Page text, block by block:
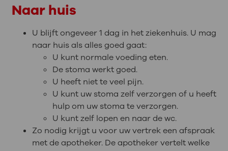
Naar huis
U blijft ongeveer 1 dag in het ziekenhuis. U mag
naar huis als alles goed gaat:
U kunt normale voeding eten.
De stoma werkt goed.
U heeft niet te veel pijn.
U kunt uw stoma zelf verzorgen of u heeft
hulp om uw stoma te verzorgen.
U kunt zelf lopen en naar de wc.
Zo nodig krijgt u voor uw vertrek een afspraak
met de apotheker. De apotheker vertelt welke